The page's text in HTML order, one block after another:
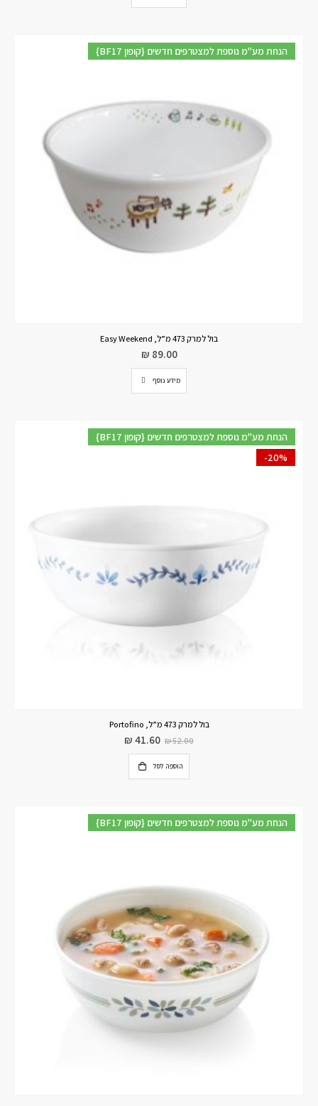
{BF17 קופון} הנחת מע"מ נוספת למצטרפים חדשים
בול למרק 473 מ”ל, Easy Weekend
₪ 89.00
מידע נוסף
{BF17 קופון} הנחת מע"מ נוספת למצטרפים חדשים
-20%
בול למרק 473 מ”ל, Portofino
₪52.00
₪ 41.60
הוספה לסל
{BF17 קופון} הנחת מע"מ נוספת למצטרפים חדשים